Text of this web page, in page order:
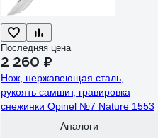
Последняя цена
2 260 ₽
Нож, нержавеющая сталь,
рукоять самшит, гравировка
снежинки Opinel №7 Nature 1553
Аналоги